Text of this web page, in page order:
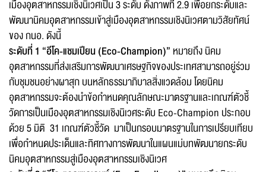
เมืองอุตสาหกรรมเชิงนิเวศเป็น 3 ระดับ ดังภาพที่ 2.9 เพื่อยกระดับและ
พัฒนานิคมอุตสาหกรรมเข้าสู่เมืองอุตสาหกรรมเชิงนิเวศตามวิสัยทัศน์
ของ กนอ. ดังนี้
ระดับที่ 1 “อีโค-แชมเปียน (Eco-Champion)” หมายถึง นิคม
อุตสาหกรรมที่ส่งเสริมการพัฒนาเศรษฐกิจของประเทศสามารถอยู่ร่วม
กับชุมชนอย่างผาสุก บนหลักธรรมาภิบาลสิ่งแวดล้อม โดยนิคม
อุตสาหกรรมจะต้องนำข้อกำหนดคุณลักษณะมาตรฐานและเกณฑ์ตัวชี้
วัดการเป็นเมืองอุตสาหกรรมเชิงนิเวศระดับ Eco-Champion ประกอบ
ด้วย 5 มิติ 31 เกณฑ์ตัวชี้วัด มาเป็นกรอบมาตรฐานในการเปรียบเทียบ
เพื่อกำหนดประเด็นและทิศทางการพัฒนาในแผนแม่บทพัฒนายกระดับ
นิคมอุตสาหกรรมสู่เมืองอุตสาหกรรมเชิงนิเวศ